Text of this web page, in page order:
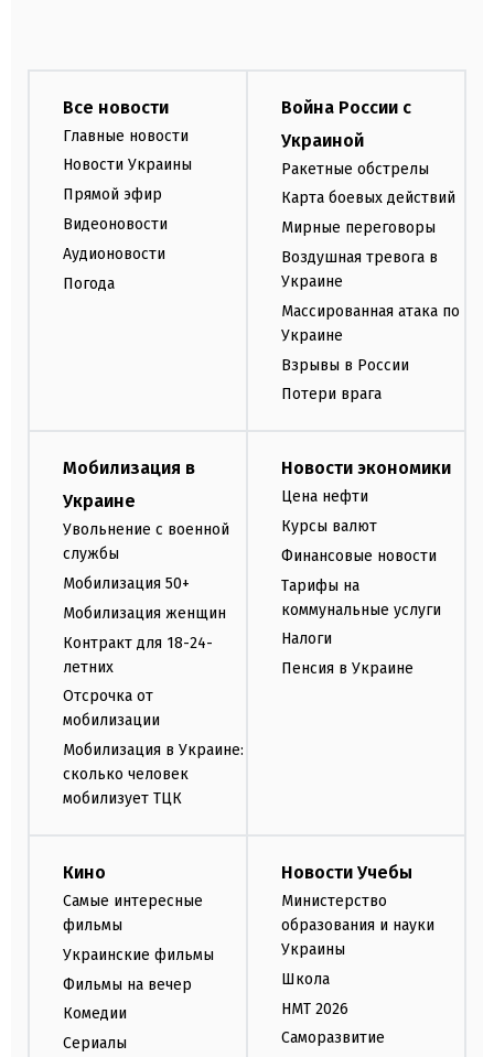
Все новости
Главные новости
Новости Украины
Прямой эфир
Видеоновости
Аудионовости
Погода
Война России с
Украиной
Ракетные обстрелы
Карта боевых действий
Мирные переговоры
Воздушная тревога в
Украине
Массированная атака по
Украине
Взрывы в России
Потери врага
Мобилизация в
Украине
Увольнение с военной
службы
Мобилизация 50+
Мобилизация женщин
Контракт для 18-24-
летних
Отсрочка от
мобилизации
Мобилизация в Украине:
сколько человек
мобилизует ТЦК
Новости экономики
Цена нефти
Курсы валют
Финансовые новости
Тарифы на
коммунальные услуги
Налоги
Пенсия в Украине
Кино
Самые интересные
фильмы
Украинские фильмы
Фильмы на вечер
Комедии
Сериалы
Новости Учебы
Министерство
образования и науки
Украины
Школа
НМТ 2026
Саморазвитие